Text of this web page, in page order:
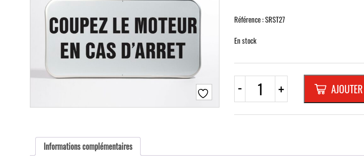
Référence : SRST27
En stock
- quantité
PST27
MOTEUR"
+
Informations complémentaires